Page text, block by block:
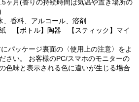
ヶ月(香りの持続時間は気温や置き場所の
、香料、アルコール、溶剤
紙 【ボトル】陶器 【スティック】マイ
パッケージ裏面の〈使用上の注意〉をよ
さい。 お客様のPC/スマホのモニターの
色味と表示される色に違いが生じる場合